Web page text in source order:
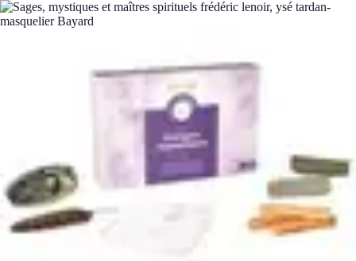
Santé Ayurvédique
InformationSanté et Bien-être